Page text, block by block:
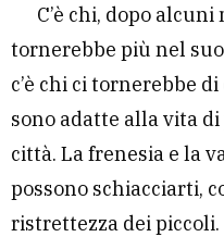
C’è chi, dopo
tornerebbe più nel
c’è chi ci tornerebbe
sono adatte alla vita
città. La frenesia e la
possono schiacciarti,
ristrettezza dei piccoli.